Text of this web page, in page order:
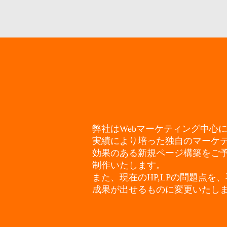
弊社はWebマーケティング中心
実績により培った独自のマーケ
効果のある新規ページ構築をご
制作いたします。
また、現在のHP,LPの問題点を
成果が出せるものに変更いたし